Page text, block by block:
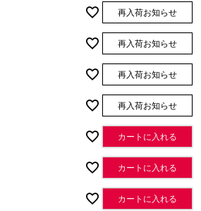
再入荷お知らせ
再入荷お知らせ
再入荷お知らせ
再入荷お知らせ
カートに入れる
カートに入れる
カートに入れる